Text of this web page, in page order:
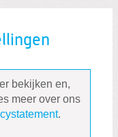
bekijken en,
meer over ons
.